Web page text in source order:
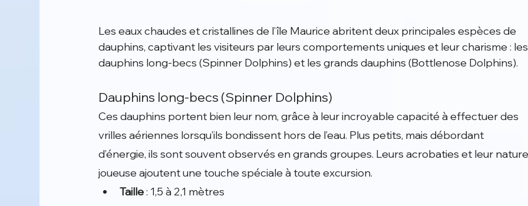
Les eaux chaudes et cristallines de l’île Maurice abritent deux principales espèces de
dauphins, captivant les visiteurs par leurs comportements uniques et leur charisme :
dauphins long-becs (Spinner Dolphins) et les grands dauphins (Bottlenose Dolphins).
Dauphins long-becs (Spinner Dolphins)
Ces dauphins portent bien leur nom, grâce à leur incroyable capacité à effectuer des
vrilles aériennes lorsqu’ils bondissent hors de l’eau. Plus petits, mais débordant
d’énergie, ils sont souvent observés en grands groupes. Leurs acrobaties et leur
joueuse ajoutent une touche spéciale à toute excursion.
Taille : 1,5 à 2,1 mètres